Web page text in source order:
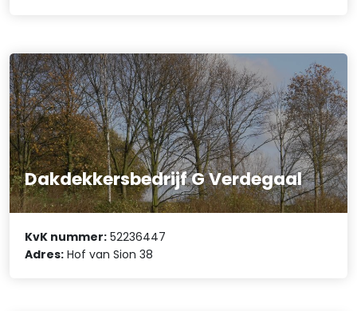
Dakdekkersbedrijf G Verdegaal
KvK nummer: 52236447
Adres: Hof van Sion 38